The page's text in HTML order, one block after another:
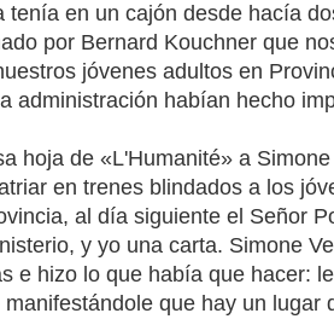
tenía en un cajón desde hacía
por Bernard Kouchner que
jóvenes adultos en
administración habían hecho
hoja de «L'Humanité» a
en trenes blindados a los
al día siguiente el Señor
y yo una carta. Simone
e hizo lo que había que hacer:
que hay un lugar